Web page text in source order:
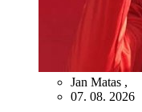
Jan Matas ,
07. 08. 2026